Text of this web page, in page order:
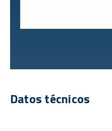
Datos técnicos